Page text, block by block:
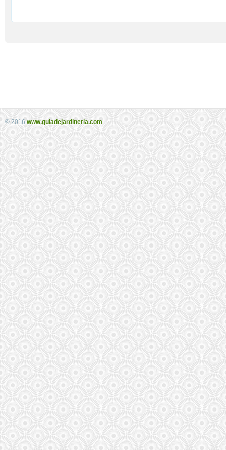
© 2016www.guiadejardineria.com